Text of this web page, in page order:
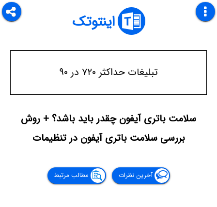
اینتوتک
تبلیغات حداکثر ۷۲۰ در ۹۰
سلامت باتری آیفون چقدر باید باشد؟ + روش
بررسی سلامت باتری آیفون در تنظیمات
آخرین نظرات مطالب مرتبط